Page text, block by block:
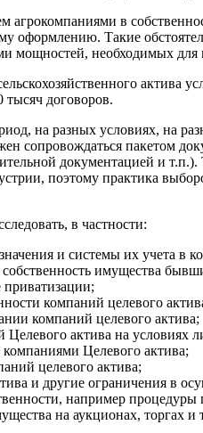
агрокомпаниями в
оформлению. Такие
мощностей, необходимых
тысяч договоров.
на разных условиях, на
сопровождаться пакетом
документацией и
поэтому практика
в частности:
и системы их учета в
собственность имущества
приватизации;
компаний целевого
компаний целевого актива;
актива на условиях
компаниями Целевого актива;
целевого актива;
и другие ограничения в
например
на аукционах, торгах и